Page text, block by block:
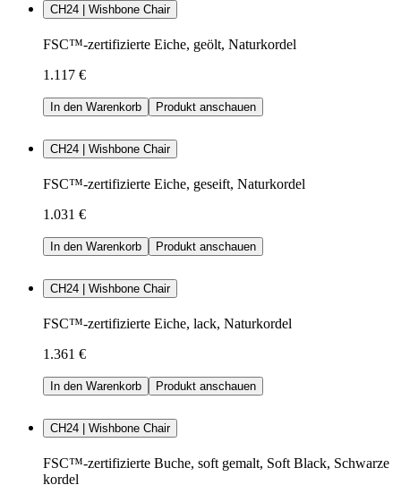
CH24 | Wishbone Chair
FSC™-zertifizierte Eiche, geölt, Naturkordel
1.117 €
In den Warenkorb Produkt anschauen
CH24 | Wishbone Chair
FSC™-zertifizierte Eiche, geseift, Naturkordel
1.031 €
In den Warenkorb Produkt anschauen
CH24 | Wishbone Chair
FSC™-zertifizierte Eiche, lack, Naturkordel
1.361 €
In den Warenkorb Produkt anschauen
CH24 | Wishbone Chair
FSC™-zertifizierte Buche, soft gemalt, Soft Black, Schwarze
kordel